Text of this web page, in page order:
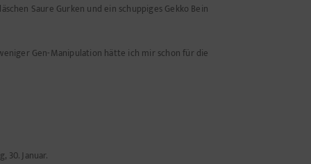
Saure Gurken und ein schuppiges Gekko Bein
Gen-Manipulation hätte ich mir schon für die
30. Januar.